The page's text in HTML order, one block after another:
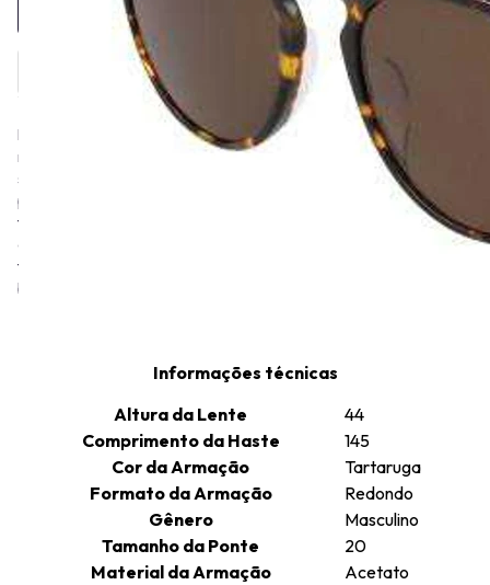
Provador Virtual
INDISPONÍVEL
Há mais de 175 anos, a ZEISS molda o progresso tecnológico,
revolucionando o mundo da óptica. Essa tradição de excelência
se reflete na ZEISS Eyewear, com armações de qualidade
premium feitas com materiais que incorporam a precisão e a
tecnologia de ponta que definem a marca. A mesma dedicação
que garante a superioridade das lentes ZEISS é aplicada à
fabricação das armações, criadas com extremo cuidado e uma
busca incessante pela perfeição.
Informações técnicas
Altura da Lente
44
Comprimento da Haste
145
Cor da Armação
Tartaruga
Formato da Armação
Redondo
Gênero
Masculino
Tamanho da Ponte
20
Material da Armação
Acetato